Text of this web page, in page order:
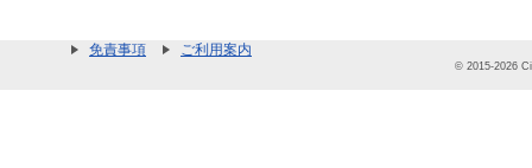
免責事項 ご利用案内
© 2015-2026